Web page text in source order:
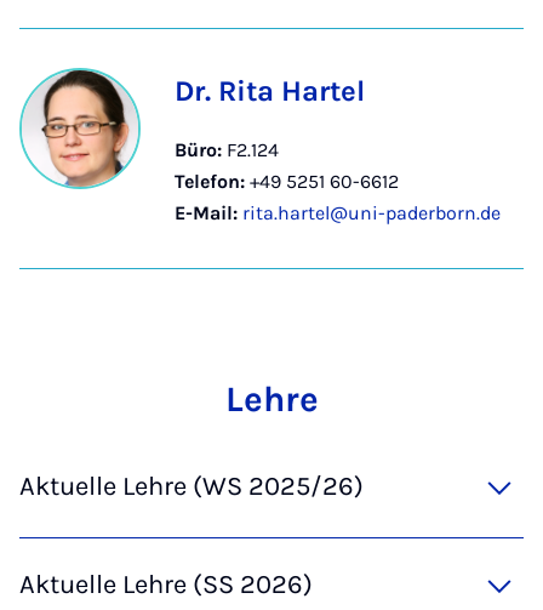
Dr. Rita Hartel
Büro: F2.124
Telefon: +49 5251 60-6612
E-Mail: rita.hartel@uni-paderborn.de
Leh­re
Aktuelle Lehre (WS 2025/26)
Aktuelle Lehre (SS 2026)